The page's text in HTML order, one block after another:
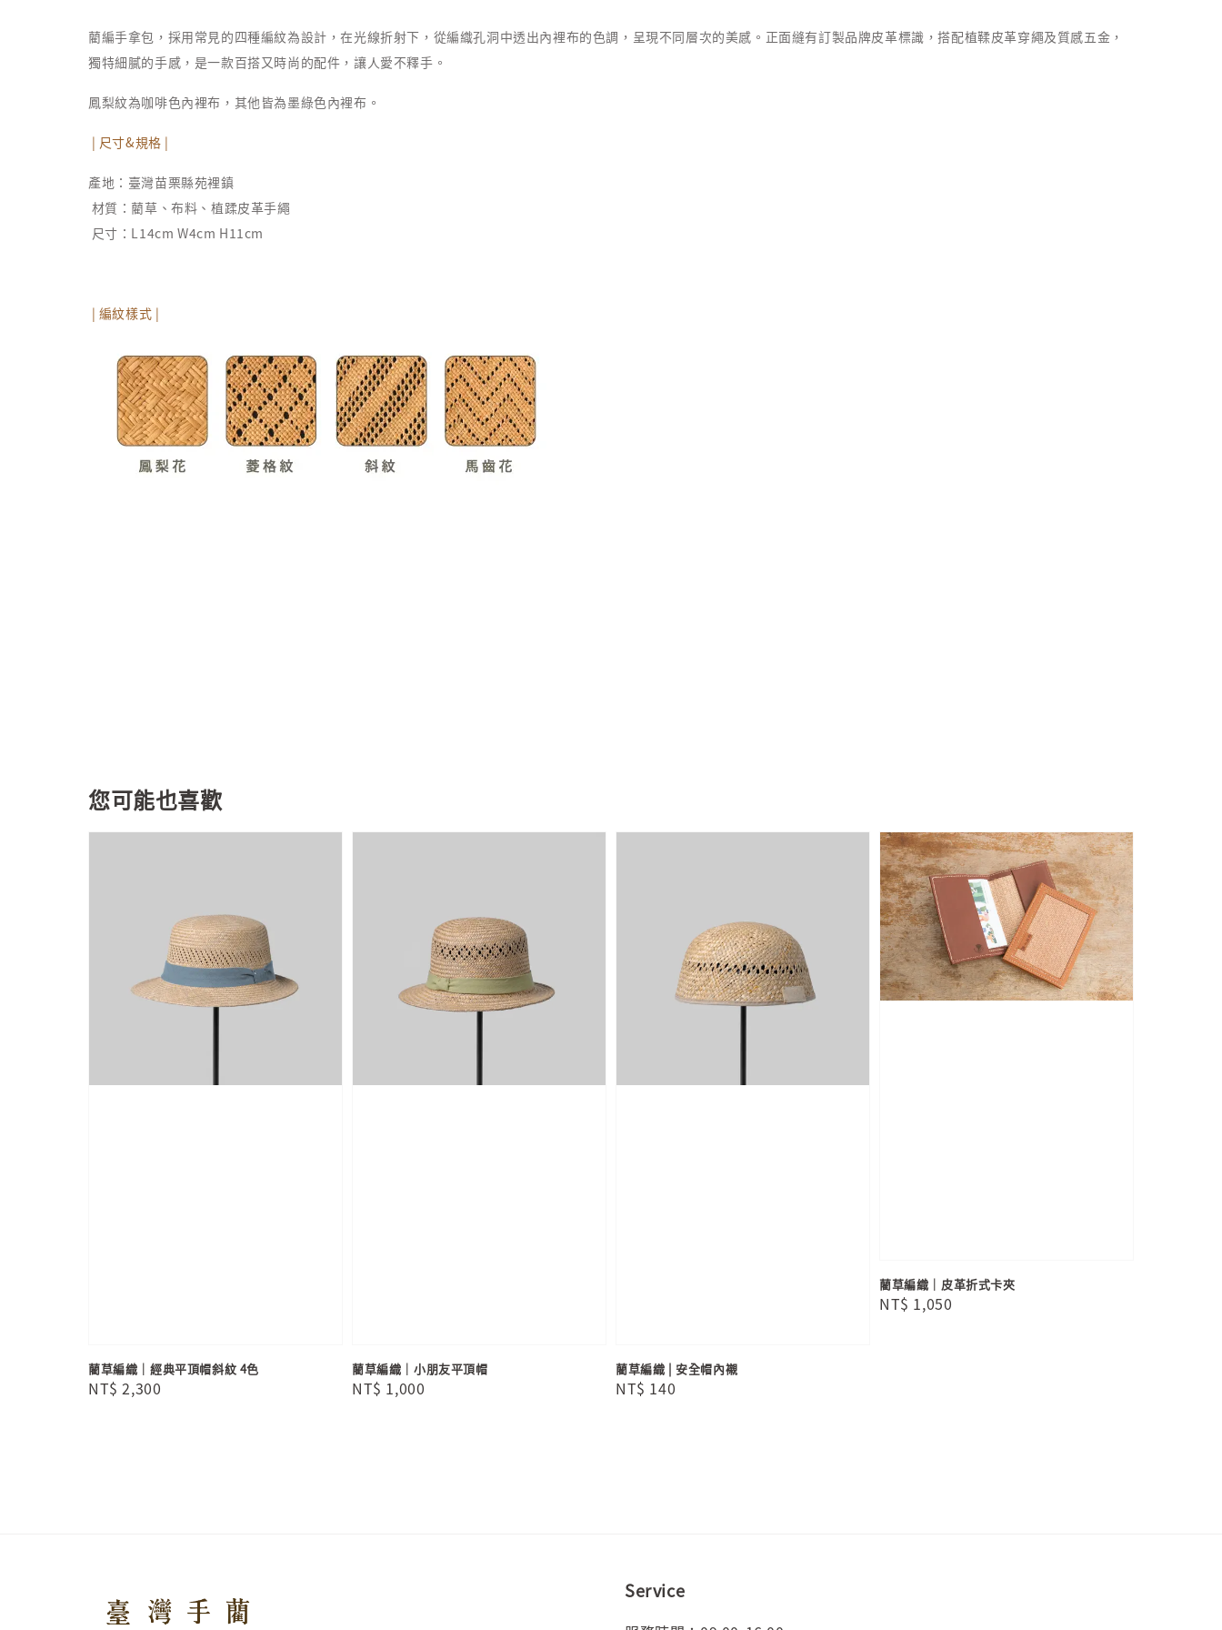
藺編手拿包，採用常見的四種編紋為設計，在光線折射下，從編織孔洞中透出內裡布的色調，呈現不同層次的美感。正面縫有訂製品牌皮革標識，搭配植鞣皮革穿繩及質感五金，
獨特細膩的手感，是一款百搭又時尚的配件，讓人愛不釋手。
鳳梨紋為咖啡色內裡布，其他皆為墨綠色內裡布。
| 尺寸&規格 |
產地：臺灣苗栗縣苑裡鎮
材質：藺草、布料、植蹂皮革手繩
尺寸：L14cm W4cm H11cm
| 編紋樣式 |
您可能也喜歡
藺草編織｜經典平頂帽斜紋 4色
Regular
NT$ 2,300
藺草編織｜小朋友平頂帽
Regular
NT$ 1,000
藺草編織 | 安全帽內襯
Regular
NT$ 140
藺草編織｜皮革折式卡夾
Regular
NT$ 1,050
Service